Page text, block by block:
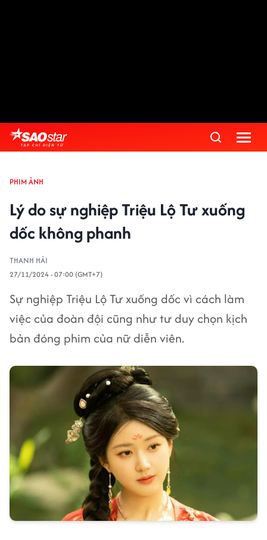
PHIM ẢNH
Lý do sự nghiệp Triệu Lộ Tư xuống
dốc không phanh
THANH HẢI
27/11/2024 - 07:00 (GMT+7)
Sự nghiệp Triệu Lộ Tư xuống dốc vì cách làm
việc của đoàn đội cũng như tư duy chọn kịch
bản đóng phim của nữ diễn viên.